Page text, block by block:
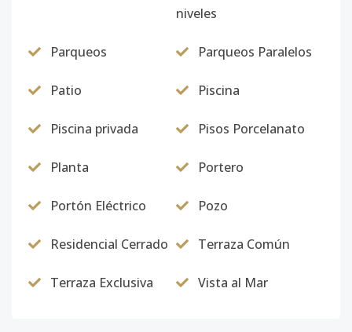
niveles
Parqueos Parqueos Paralelos
Patio Piscina
Piscina privada Pisos Porcelanato
Planta Portero
Portón Eléctrico Pozo
Residencial Cerrado Terraza Común
Terraza Exclusiva Vista al Mar